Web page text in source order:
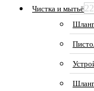
Чистка и мытьё